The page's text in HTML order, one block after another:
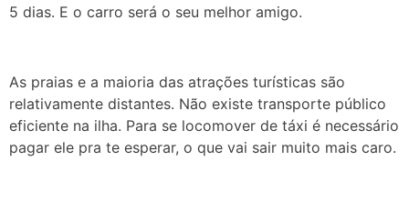
5 dias. E o carro será o seu melhor amigo.
As praias e a maioria das atrações turísticas são
relativamente distantes. Não existe transporte público
eficiente na ilha. Para se locomover de táxi é necessário
pagar ele pra te esperar, o que vai sair muito mais caro.